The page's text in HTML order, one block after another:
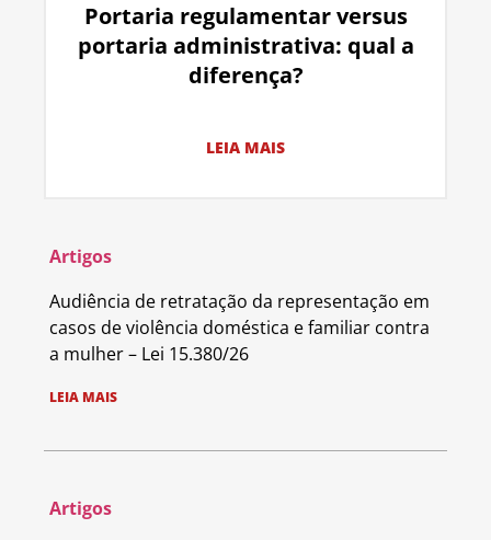
Portaria regulamentar versus
portaria administrativa: qual a
diferença?
LEIA MAIS
Artigos
Audiência de retratação da representação em
casos de violência doméstica e familiar contra
a mulher – Lei 15.380/26
LEIA MAIS
Artigos